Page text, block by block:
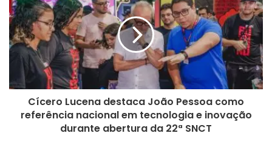
Codecom
Cícero Lucena destaca João Pessoa como
referência nacional em tecnologia e inovação
durante abertura da 22ª SNCT